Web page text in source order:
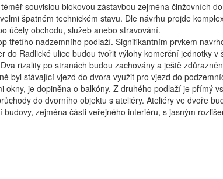
souvislou blokovou zástavbou zejména činžovních
špatném technickém stavu. Dle návrhu projde
účely obchodu, služeb anebo stravování.
třetího nadzemního podlaží. Signifikantním prvkem
Radlické ulice budou tvořit výlohy komerční jednotky
rizality po stranách budou zachovány a ještě
byl stávající vjezd do dvora využit pro vjezd do
je dopiněna o balkóny. Z druhého podlaží je přímý
do dvorního objektu s ateliéry. Ateliéry ve dvoře
zejména části veřejného interiéru, s jasným